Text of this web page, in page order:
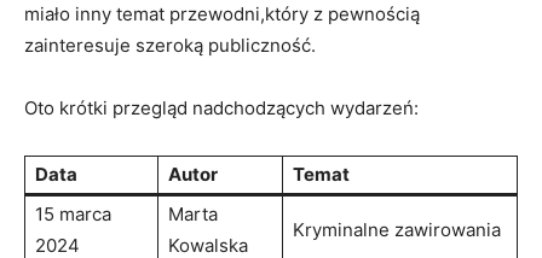
miało inny temat przewodni,który z pewnością
zainteresuje szeroką publiczność.
Oto krótki przegląd nadchodzących wydarzeń:
Data Autor
Temat
15 marca
2024
Marta
Kowalska
Kryminalne zawirowania